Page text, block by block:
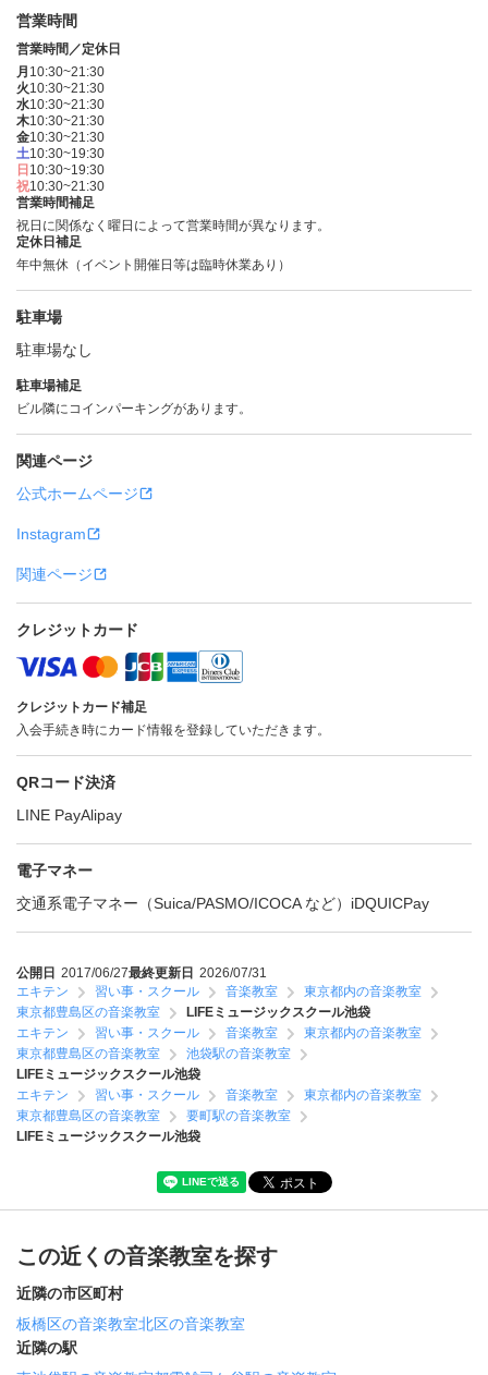
営業時間
営業時間／定休日
月 10:30~21:30
火10:30~21:30
水10:30~21:30
木10:30~21:30
金10:30~21:30
土10:30~19:30
日 10:30~19:30
祝10:30~21:30
営業時間補足
祝日に関係なく曜日によって営業時間が異なります。
定休日補足
年中無休（イベント開催日等は臨時休業あり）
駐車場
駐車場なし
駐車場補足
ビル隣にコインパーキングがあります。
関連ページ
公式ホームページ
Instagram
関連ページ
クレジットカード
クレジットカード補足
入会手続き時にカード情報を登録していただきます。
QRコード決済
LINE PayAlipay
電子マネー
交通系電子マネー（Suica/PASMO/ICOCA など） iDQUICPay
公開日 2017/06/27最終更新日 2026/07/31
エキテン
習い事・スクール 音楽教室
東京都内の音楽教室
東京都豊島区の音楽教室
LIFEミュージックスクール池袋
エキテン
習い事・スクール 音楽教室
東京都内の音楽教室
東京都豊島区の音楽教室
池袋駅の音楽教室
LIFEミュージックスクール池袋
エキテン
習い事・スクール 音楽教室
東京都内の音楽教室
東京都豊島区の音楽教室
要町駅の音楽教室
LIFEミュージックスクール池袋
この近くの音楽教室を探す
近隣の市区町村
板橋区の音楽教室北区の音楽教室
近隣の駅